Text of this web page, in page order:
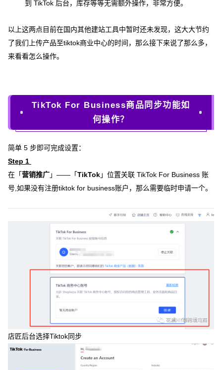
到 TikTok 后台，库存等等无需额外操作，非常方便。
以上这两点目前在国内其他建站工具中暂时还未发现，这大大节约
了我们上传产品至tiktok商业中心的时间，那么接下来说了那么多，
来看看怎么操作。
TikTok For Business商品同步功能如
何操作？
简单 5 步即可完成设置：
Step 1
在「营销推广」——「TikTok」位置关联 TikTok For Business 账
号,如果没有注册tiktok for business账户，那么需要临时申请一个。
店匠后台选择Tiktok同步